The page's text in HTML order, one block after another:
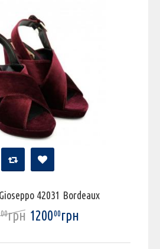
42031 Bordeaux
00грн 120000грн